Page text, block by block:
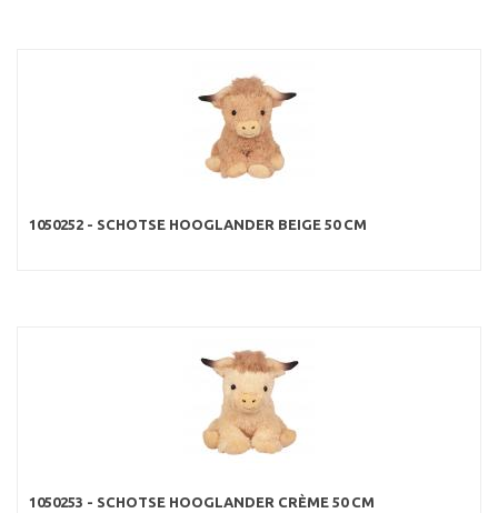
1050252 - SCHOTSE HOOGLANDER BEIGE 50 CM
1050253 - SCHOTSE HOOGLANDER CRÈME 50 CM